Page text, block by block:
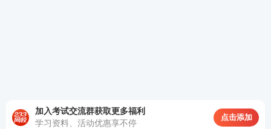
加入考试交流群获取更多福利
学习资料、活动优惠享不停
点击添加